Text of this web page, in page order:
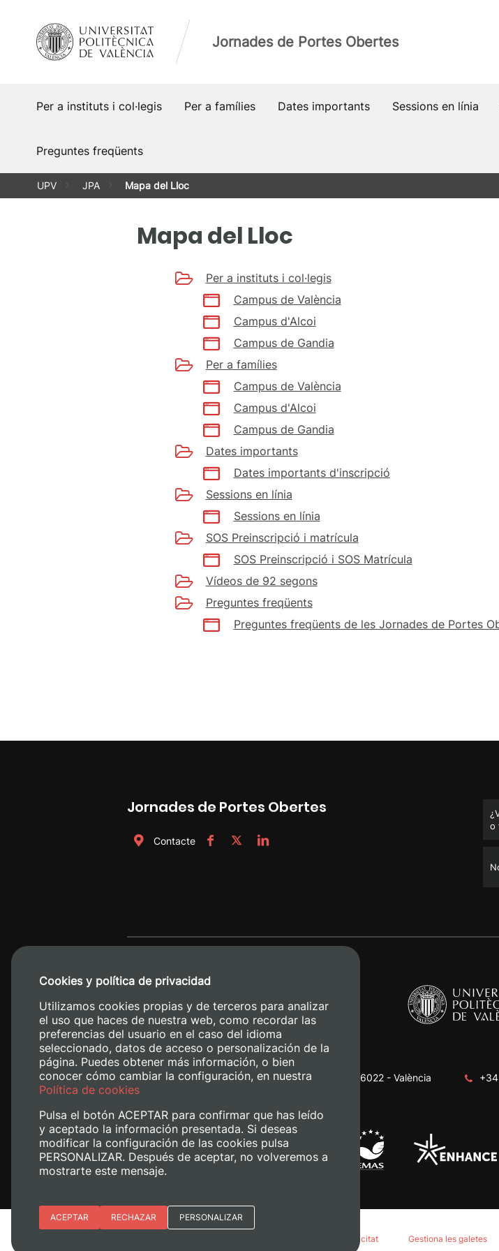
contingut
Jornades de Portes Obertes
Per a instituts i col·legis Per a famílies Dates importants Sessions en línia
Preguntes freqüents
UPV JPA Mapa del Lloc
Mapa del Lloc
Per a instituts i col·legis
Campus de València
Campus d'Alcoi
Campus de Gandia
Per a famílies
Campus de València
Campus d'Alcoi
Campus de Gandia
Dates importants
Dates importants d'inscripció
Sessions en línia
Sessions en línia
SOS Preinscripció i matrícula
SOS Preinscripció i SOS Matrícula
Vídeos de 92 segons
Preguntes freqüents
Preguntes freqüents de les Jornades de Portes
Jornades de Portes Obertes
Contacte
o
Camino de Vera, s/n. 46022 - València
Política de privacitat Gestiona les galetes
Cookies y política de privacidad
Utilizamos cookies propias y de terceros para analizar
el uso que haces de nuestra web, como recordar las
preferencias del usuario en el caso del idioma
seleccionado, datos de acceso o personalización de la
página. Puedes obtener más información, o bien
conocer cómo cambiar la configuración, en nuestra
Política de cookies
Pulsa el botón ACEPTAR para confirmar que has leído
y aceptado la información presentada. Si deseas
modificar la configuración de las cookies pulsa
PERSONALIZAR. Después de aceptar, no volveremos a
mostrarte este mensaje.
Esenciales
ACEPTAR RECHAZAR PERSONALIZAR